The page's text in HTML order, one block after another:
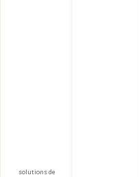
solutions de